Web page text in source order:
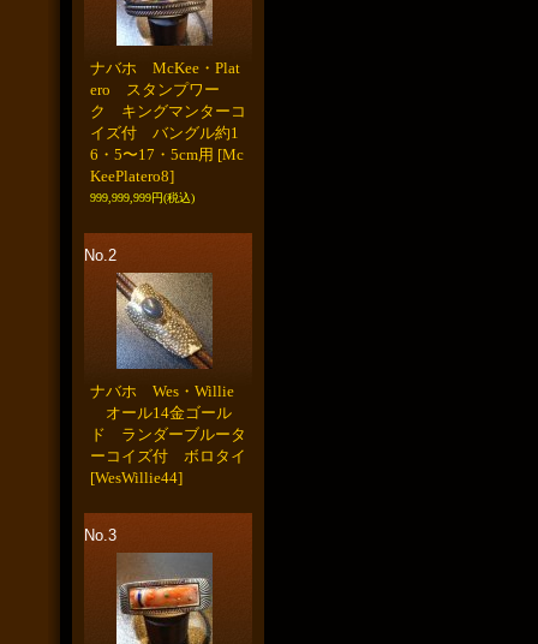
ナバホ McKee・Plat
ero スタンプワー
ク キングマンターコ
イズ付 バングル約1
6・5〜17・5cm用 [Mc
KeePlatero8]
999,999,999円(税込)
No.2
ナバホ Wes・Willie
オール14金ゴール
ド ランダーブルータ
ーコイズ付 ボロタイ
[WesWillie44]
No.3